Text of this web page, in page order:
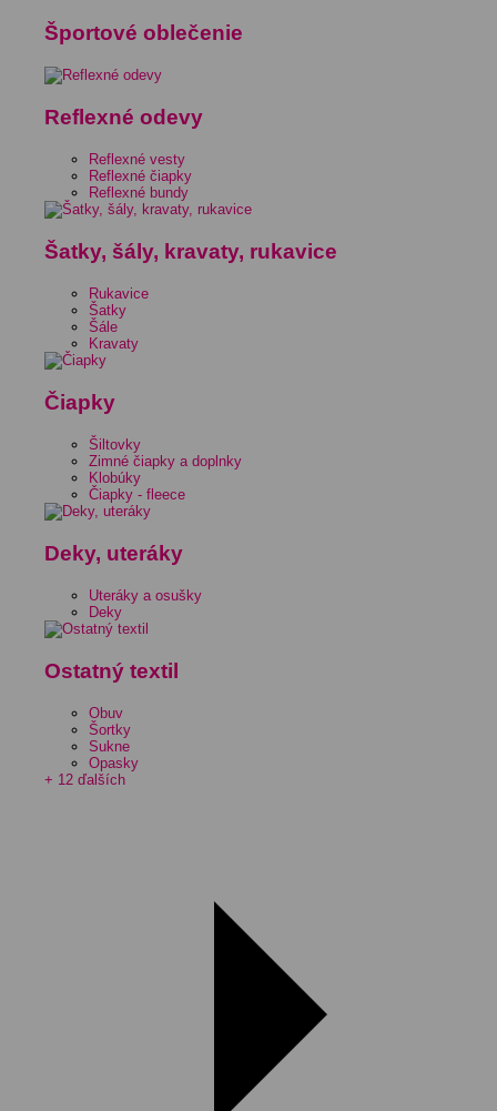
Športové oblečenie
Reflexné odevy
Reflexné vesty
Reflexné čiapky
Reflexné bundy
Šatky, šály, kravaty, rukavice
Rukavice
Šatky
Šále
Kravaty
Čiapky
Šiltovky
Zimné čiapky a doplnky
Klobúky
Čiapky - fleece
Deky, uteráky
Uteráky a osušky
Deky
Ostatný textil
Obuv
Šortky
Sukne
Opasky
+ 12 ďalších